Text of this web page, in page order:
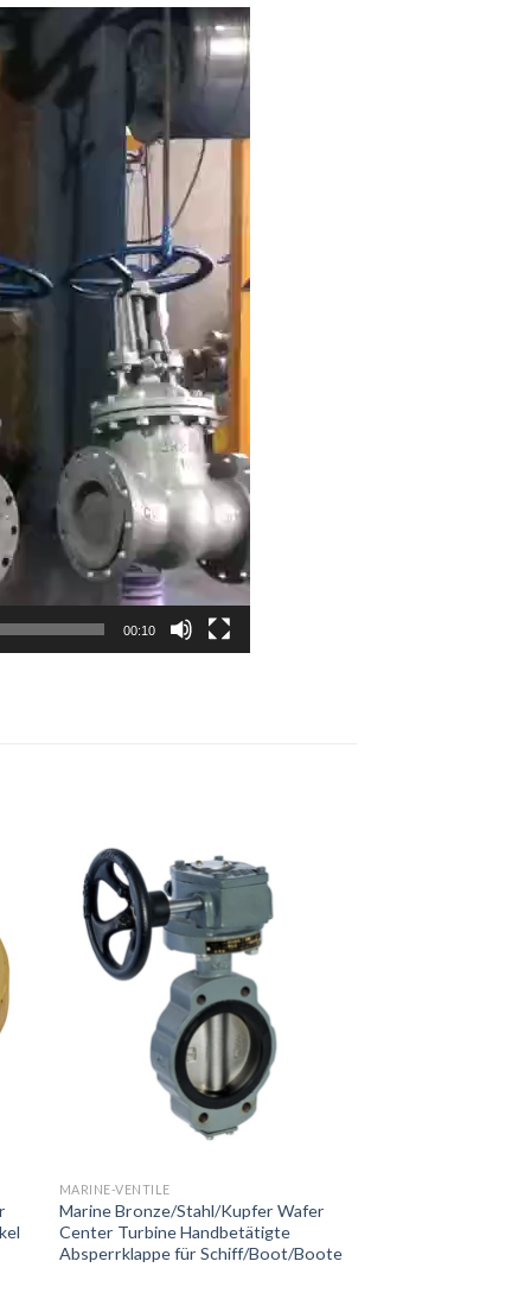
00:10
MARINE-VENTILE
Marine Bronze/Stahl/Kupfer Wafer
Center Turbine Handbetätigte
Absperrklappe für Schiff/Boot/Boote